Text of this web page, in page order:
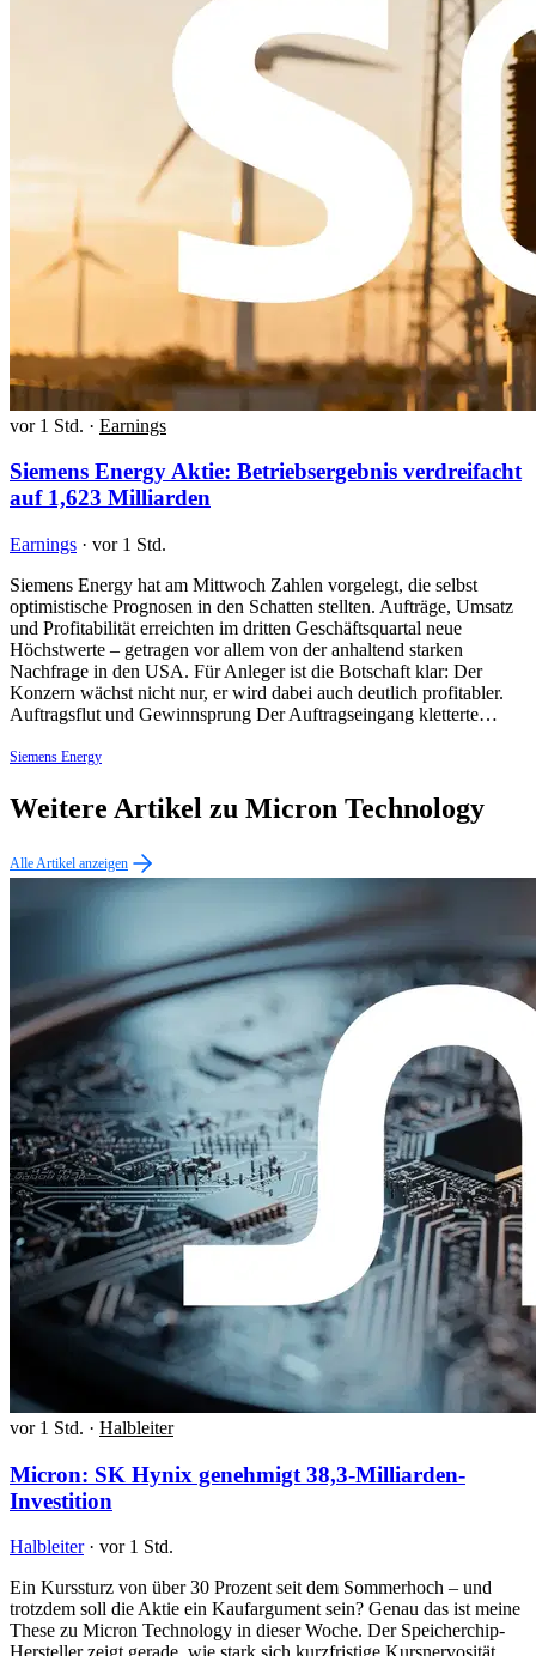
vor 1 Std. · Earnings
Siemens Energy Aktie: Betriebsergebnis verdreifacht
auf 1,623 Milliarden
Earnings · vor 1 Std.
Siemens Energy hat am Mittwoch Zahlen vorgelegt, die selbst
optimistische Prognosen in den Schatten stellten. Aufträge, Umsatz
und Profitabilität erreichten im dritten Geschäftsquartal neue
Höchstwerte – getragen vor allem von der anhaltend starken
Nachfrage in den USA. Für Anleger ist die Botschaft klar: Der
Konzern wächst nicht nur, er wird dabei auch deutlich profitabler.
Auftragsflut und Gewinnsprung Der Auftragseingang kletterte…
Siemens Energy
Weitere Artikel zu Micron Technology
Alle Artikel anzeigen
vor 1 Std. · Halbleiter
Micron: SK Hynix genehmigt 38,3-Milliarden-
Investition
Halbleiter · vor 1 Std.
Ein Kurssturz von über 30 Prozent seit dem Sommerhoch – und
trotzdem soll die Aktie ein Kaufargument sein? Genau das ist meine
These zu Micron Technology in dieser Woche. Der Speicherchip-